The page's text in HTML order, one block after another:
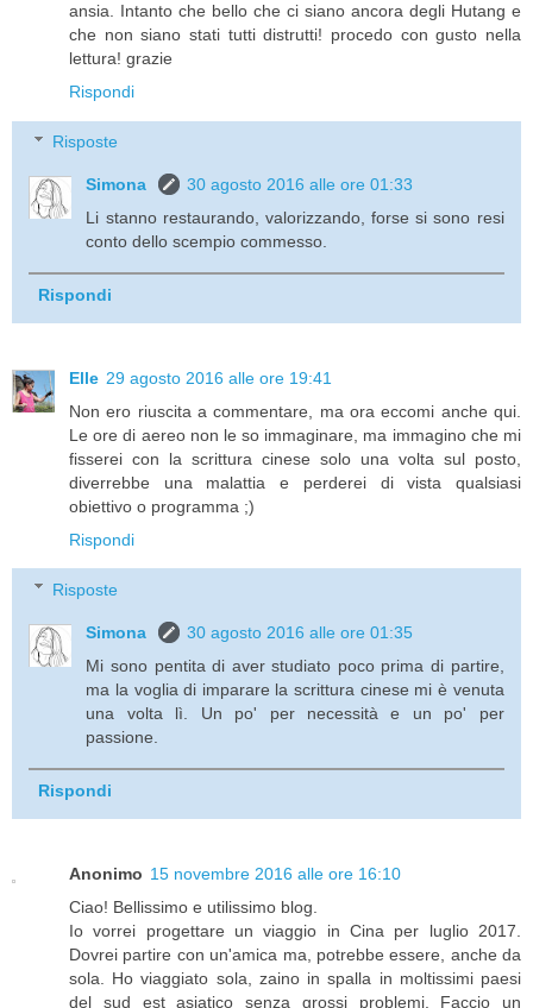
ansia. Intanto che bello che ci siano ancora degli Hutang e
che non siano stati tutti distrutti! procedo con gusto nella
lettura! grazie
Rispondi
Risposte
Simona
30 agosto 2016 alle ore 01:33
Li stanno restaurando, valorizzando, forse si sono resi
conto dello scempio commesso.
Rispondi
Elle 29 agosto 2016 alle ore 19:41
Non ero riuscita a commentare, ma ora eccomi anche qui.
Le ore di aereo non le so immaginare, ma immagino che mi
fisserei con la scrittura cinese solo una volta sul posto,
diverrebbe una malattia e perderei di vista qualsiasi
obiettivo o programma ;)
Rispondi
Risposte
Simona
30 agosto 2016 alle ore 01:35
Mi sono pentita di aver studiato poco prima di partire,
ma la voglia di imparare la scrittura cinese mi è venuta
una volta lì. Un po' per necessità e un po' per
passione.
Rispondi
Anonimo 15 novembre 2016 alle ore 16:10
Ciao! Bellissimo e utilissimo blog.
Io vorrei progettare un viaggio in Cina per luglio 2017.
Dovrei partire con un'amica ma, potrebbe essere, anche da
sola. Ho viaggiato sola, zaino in spalla in moltissimi paesi
del sud est asiatico senza grossi problemi. Faccio un